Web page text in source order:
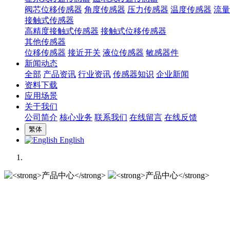
阀芯位移传感器 角度传感器 压力传感器 温度传感器 流
接触式传感器
高精度接触式传感器 接触式位移传感器
其他传感器
位移传感器 接近开关 液位传感器 敏感器件
新闻动态
全部 产品资讯 行业资讯 传感器知识 企业新闻
资料下载
应用场景
关于我们
公司简介 核心业务 联系我们 在线留言 在线反馈
繁体
English